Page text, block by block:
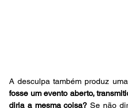
A desculpa também produz
fosse um evento aberto,
diria a mesma coisa? Se não